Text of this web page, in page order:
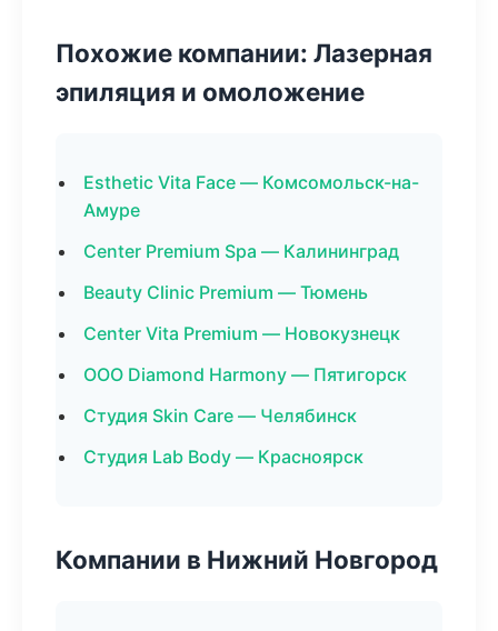
Похожие компании: Лазерная
эпиляция и омоложение
Esthetic Vita Face — Комсомольск-на-
Амуре
Center Premium Spa — Калининград
Beauty Clinic Premium — Тюмень
Center Vita Premium — Новокузнецк
ООО Diamond Harmony — Пятигорск
Студия Skin Care — Челябинск
Студия Lab Body — Красноярск
Компании в Нижний Новгород